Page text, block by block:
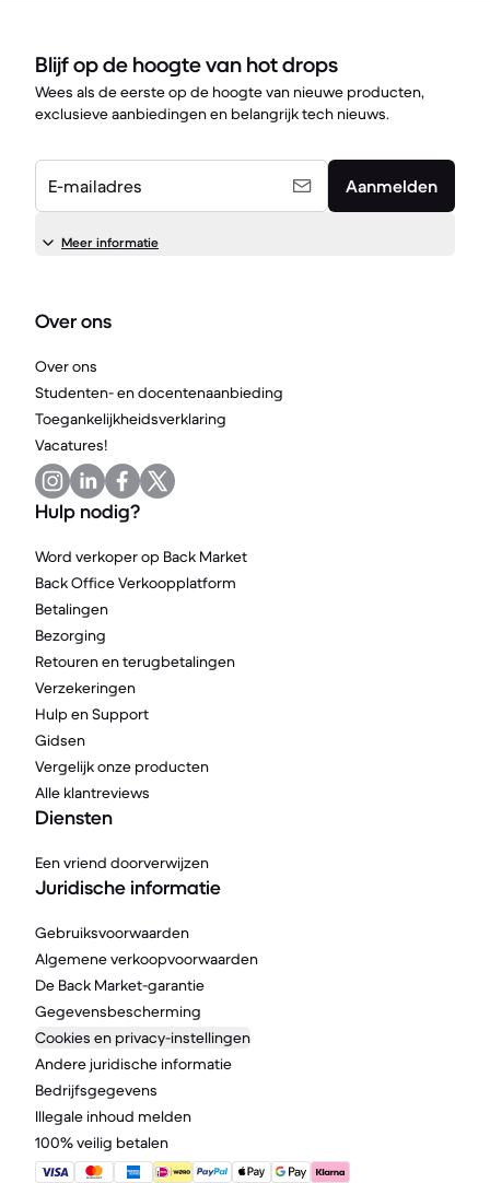
Blijf op de hoogte van hot drops
Wees als de eerste op de hoogte van nieuwe producten,
exclusieve aanbiedingen en belangrijk tech nieuws.
E-mailadres Aanmelden
Meer informatie
Over ons
Over ons
Studenten- en docentenaanbieding
Toegankelijkheidsverklaring
Vacatures!
Hulp nodig?
Word verkoper op Back Market
Back Office Verkoopplatform
Betalingen
Bezorging
Retouren en terugbetalingen
Verzekeringen
Hulp en Support
Gidsen
Vergelijk onze producten
Alle klantreviews
Diensten
Een vriend doorverwijzen
Juridische informatie
Gebruiksvoorwaarden
Algemene verkoopvoorwaarden
De Back Market-garantie
Gegevensbescherming
Cookies en privacy-instellingen
Andere juridische informatie
Bedrijfsgegevens
Illegale inhoud melden
100% veilig betalen